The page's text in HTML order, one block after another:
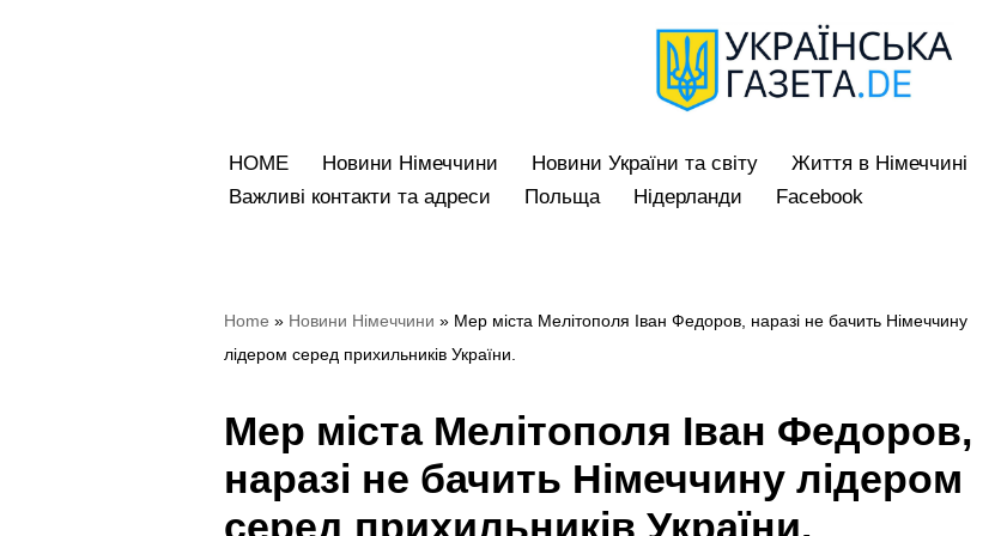
HOME
Новини Німеччини Hовини України та світу Життя в Німеччині
Bажливі контакти та адреси
Польща Нідерланди Facebook
Home » Новини Німеччини » Мер міста Мелітополя Іван Федоров, наразі не бачить Німеччину
лідером серед прихильників України.
Мер міста Мелітополя Іван Федоров,
наразі не бачить Німеччину лідером
серед прихильників України.